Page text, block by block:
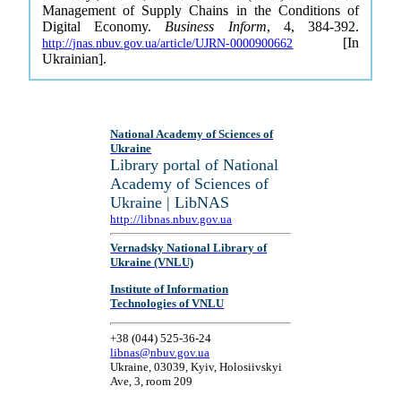
Management of Supply Chains in the Conditions of
Digital Economy. Business Inform, 4, 384-392.
http://jnas.nbuv.gov.ua/article/UJRN-0000900662 [In
Ukrainian].
National Academy of Sciences of
Ukraine
Library portal of National
Academy of Sciences of
Ukraine | LibNAS
http://libnas.nbuv.gov.ua
Vernadsky National Library of
Ukraine (VNLU)
Institute of Information
Technologies of VNLU
+38 (044) 525-36-24
libnas@nbuv.gov.ua
Ukraine, 03039, Kyiv, Holosiivskyi
Ave, 3, room 209